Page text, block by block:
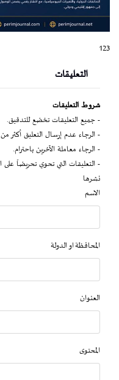
123
التعليقات
شروط التعليقات
- جميع التعليقات تخضع للتدقيق.
- الرجاء عدم إرسال التعليق أكثر
- الرجاء معاملة الآخرين باحترام.
- التعليقات التي تحوي تحريضاً
نشرها
الاسم
المحافظة او الدولة
العنوان
المحتوى